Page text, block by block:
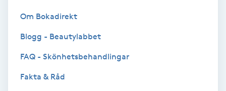
Hudföryngring
Hudvård
Om Bokadirekt
Blogg - Beautylabbet
FAQ - Skönhetsbehandlingar
Fakta & Råd